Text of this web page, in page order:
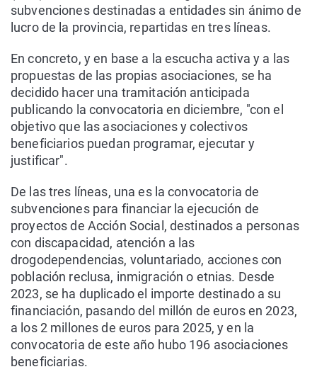
subvenciones destinadas a entidades sin ánimo de
lucro de la provincia, repartidas en tres líneas.
En concreto, y en base a la escucha activa y a las
propuestas de las propias asociaciones, se ha
decidido hacer una tramitación anticipada
publicando la convocatoria en diciembre, "con el
objetivo que las asociaciones y colectivos
beneficiarios puedan programar, ejecutar y
justificar".
De las tres líneas, una es la convocatoria de
subvenciones para financiar la ejecución de
proyectos de Acción Social, destinados a personas
con discapacidad, atención a las
drogodependencias, voluntariado, acciones con
población reclusa, inmigración o etnias. Desde
2023, se ha duplicado el importe destinado a su
financiación, pasando del millón de euros en 2023,
a los 2 millones de euros para 2025, y en la
convocatoria de este año hubo 196 asociaciones
beneficiarias.